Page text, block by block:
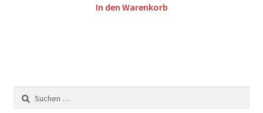
In den Warenkorb
Suchen
nach: